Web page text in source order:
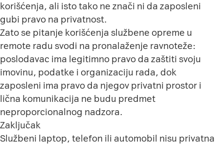
korišćenja, ali isto tako ne znači ni da zaposleni
gubi pravo na privatnost.
Zato se pitanje korišćenja službene opreme u
remote radu svodi na pronalaženje ravnoteže:
poslodavac ima legitimno pravo da zaštiti svoju
imovinu, podatke i organizaciju rada, dok
zaposleni ima pravo da njegov privatni prostor i
lična komunikacija ne budu predmet
neproporcionalnog nadzora.
Zaključak
Službeni laptop, telefon ili automobil nisu privatna